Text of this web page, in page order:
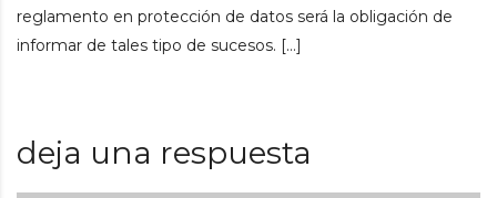
reglamento en protección de datos será la obligación de
informar de tales tipo de sucesos. […]
deja una respuesta